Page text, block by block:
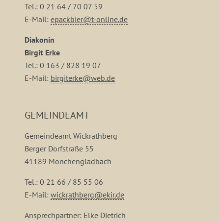
Tel.: 0 21 64 / 70 07 59
E-Mail: epackbier@t-online.de
Diakonin
Birgit Erke
Tel.: 0 163 / 828 19 07
E-Mail: birgiterke@web.de
GEMEINDEAMT
Gemeindeamt Wickrathberg
Berger Dorfstraße 55
41189 Mönchengladbach
Tel.: 0 21 66 / 85 55 06
E-Mail: wickrathberg@ekir.de
Ansprechpartner: Elke Dietrich